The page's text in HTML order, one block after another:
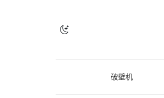
破壁机